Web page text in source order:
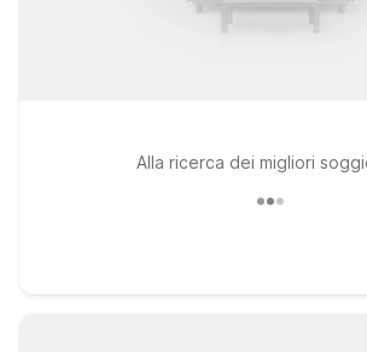
Alla ricerca dei migliori